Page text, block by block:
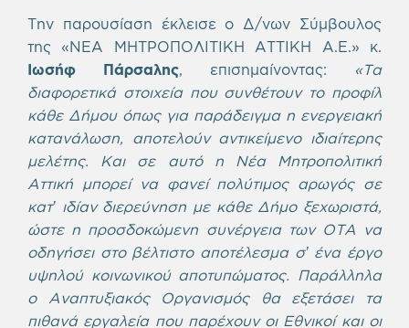
Tην παρουσίαση έκλεισε ο Δ/νων Σύμβουλος
της «ΝΕΑ ΜΗΤΡΟΠΟΛΙΤΙΚΗ ΑΤΤΙΚΗ Α.Ε.» κ.
Ιωσήφ Πάρσαλης, επισημαίνοντας:
«Τα
διαφορετικά στοιχεία που συνθέτουν το προφίλ
κάθε Δήμου όπως για παράδειγμα η ενεργειακή
κατανάλωση, αποτελούν αντικείμενο ιδιαίτερης
μελέτης. Και σε αυτό η Νέα Μητροπολιτική
Αττική μπορεί να φανεί πολύτιμος αρωγός σε
κατ’ ιδίαν διερεύνηση με κάθε Δήμο ξεχωριστά,
ώστε η προσδοκώμενη συνέργεια των ΟΤΑ να
οδηγήσει στο βέλτιστο αποτέλεσμα σ’ ένα έργο
υψηλού κοινωνικού αποτυπώματος. Παράλληλα
ο Αναπτυξιακός Οργανισμός θα εξετάσει τα
πιθανά εργαλεία που παρέχουν οι Εθνικοί και οι